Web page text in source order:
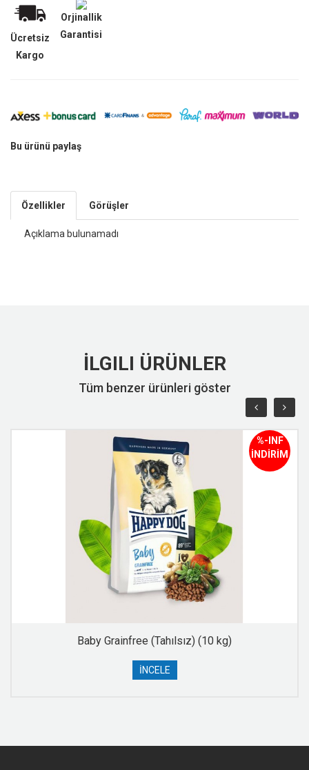
Ücretsiz
Kargo
Orjinallik
Garantisi
Bu ürünü paylaş
Özellikler Görüşler
Açıklama bulunamadı
İLGILI ÜRÜNLER
Tüm benzer ürünleri göster
%-INF
İNDİRİM
Baby Grainfree (Tahılsız) (10 kg)
İNCELE